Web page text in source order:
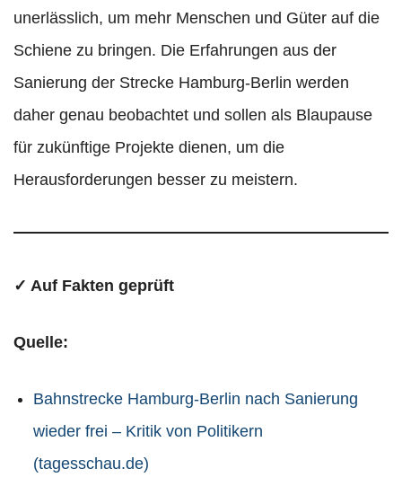
unerlässlich, um mehr Menschen und Güter auf die
Schiene zu bringen. Die Erfahrungen aus der
Sanierung der Strecke Hamburg-Berlin werden
daher genau beobachtet und sollen als Blaupause
für zukünftige Projekte dienen, um die
Herausforderungen besser zu meistern.
✓ Auf Fakten geprüft
Quelle:
Bahnstrecke Hamburg-Berlin nach Sanierung
wieder frei – Kritik von Politikern
(tagesschau.de)